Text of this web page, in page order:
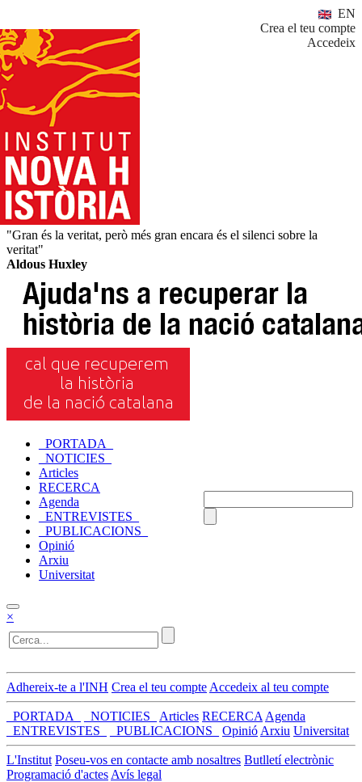
EN
Crea el teu compte
Accedeix
"Gran és la veritat, però més gran encara és el silenci sobre la
veritat"
Aldous Huxley
_PORTADA_
_NOTICIES_
Articles
RECERCA
Agenda
_ENTREVISTES_
_PUBLICACIONS_
Opinió
Arxiu
Universitat
×
Adhereix-te a l'INH Crea el teu compte Accedeix al teu compte
_PORTADA_ _NOTICIES_ Articles RECERCA Agenda
_ENTREVISTES_
_PUBLICACIONS_ Opinió Arxiu Universitat
L'Institut Poseu-vos en contacte amb nosaltres Butlletí electrònic
Programació d'actes Avís legal